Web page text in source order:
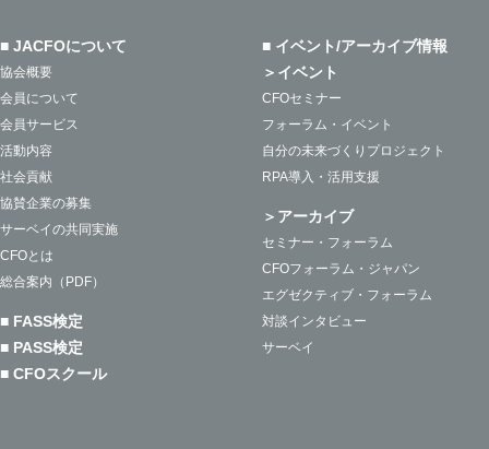
■ JACFOについて
協会概要
会員について
会員サービス
活動内容
社会貢献
協賛企業の募集
サーベイの共同実施
CFOとは
総合案内（PDF）
■ FASS検定
■ PASS検定
■ CFOスクール
■ イベント/アーカイブ情報
＞イベント
CFOセミナー
フォーラム・イベント
自分の未来づくりプロジェクト
RPA導入・活用支援
＞アーカイブ
セミナー・フォーラム
CFOフォーラム・ジャパン
エグゼクティブ・フォーラム
対談インタビュー
サーベイ